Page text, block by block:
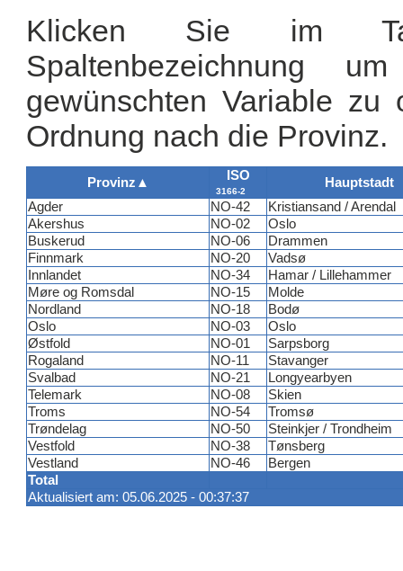
Klicken Sie im
Spaltenbezeichnung
gewünschten Variable zu
Ordnung nach die Provinz.
Provinz ▲ ISO
3166-2
Hauptstadt
Total
Aktualisiert am: 05.06.2025 - 00:37:37
Agder NO-42
Kristiansand / Arendal
Akershus
NO-02
Oslo
Buskerud
NO-06
Drammen
Finnmark
NO-20
Vadsø
Innlandet
NO-34
Hamar / Lillehammer
Møre og Romsdal
NO-15
Molde
Nordland
NO-18
Bodø
Oslo
NO-03
Oslo
Østfold
NO-01
Sarpsborg
Rogaland
NO-11
Stavanger
Svalbad
NO-21
Longyearbyen
Telemark
NO-08
Skien
Troms
NO-54
Tromsø
Trøndelag
NO-50
Steinkjer / Trondheim
Vestfold
NO-38
Tønsberg
Vestland
NO-46 Bergen